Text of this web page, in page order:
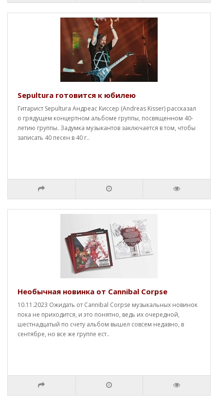
Sepultura готовится к юбилею
Гитарист Sepultura Андреас Киссер (Andreas Kisser) рассказал
о грядущем концертном альбоме группы, посвященном 40-
летию группы. Задумка музыкантов заключается в том, чтобы
записать 40 песен в 40 г..
Необычная новинка от Cannibal Corpse
10.11.2023 Ожидать от Cannibal Corpse музыкальных новинок
пока не приходится, и это понятно, ведь их очередной,
шестнадцатый по счету альбом вышел совсем недавно, в
сентябре, но все же группе ест..